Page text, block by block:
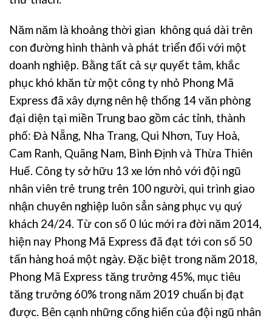
Năm năm là khoảng thời gian không quá dài trên
con đường hình thành và phát triển đối với một
doanh nghiệp. Bằng tất cả sự quyết tâm, khắc
phục khó khăn từ một công ty nhỏ Phong Mã
Express đã xây dựng nên hệ thống 14 văn phòng
đại diện tại miền Trung bao gồm các tỉnh, thành
phố: Đà Nẵng, Nha Trang, Qui Nhơn, Tuy Hoà,
Cam Ranh, Quãng Nam, Bình Định và Thừa Thiên
Huế. Công ty sở hữu 13 xe lớn nhỏ với đội ngũ
nhân viên trẻ trung trên 100 người, qui trình giao
nhận chuyên nghiệp luôn sẳn sàng phục vụ quý
khách 24/24. Từ con số 0 lúc mới ra đời năm 2014,
hiện nay Phong Mã Express đã đạt tới con số 50
tấn hàng hoá một ngày. Đặc biệt trong năm 2018,
Phong Mã Express tăng trưởng 45%, mục tiêu
tăng trưởng 60% trong năm 2019 chuẩn bị đạt
được. Bên cạnh những cống hiến của đội ngũ nhân